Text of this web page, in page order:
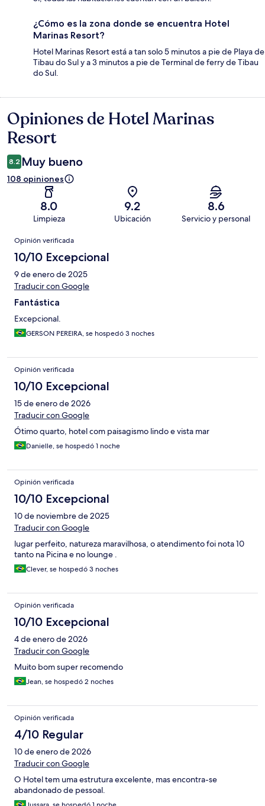
¿Cómo es la zona donde se encuentra Hotel
Marinas Resort?
Hotel Marinas Resort está a tan solo 5 minutos a pie de Playa de
Tibau do Sul y a 3 minutos a pie de Terminal de ferry de Tibau
do Sul.
Opiniones
Opiniones de Hotel Marinas
Resort
8.2 Muy bueno
108 opiniones
8.0
Limpieza
9.2
Ubicación
8.6
Servicio y personal
Opiniones
Opinión verificada
10/10 Excepcional
9 de enero de 2025
Traducir con Google
Fantástica
Excepcional.
GERSON PEREIRA, se hospedó 3 noches
Opinión verificada
10/10 Excepcional
15 de enero de 2026
Traducir con Google
Ótimo quarto, hotel com paisagismo lindo e vista mar
Danielle, se hospedó 1 noche
Opinión verificada
10/10 Excepcional
10 de noviembre de 2025
Traducir con Google
lugar perfeito, natureza maravilhosa, o atendimento foi nota 10
tanto na Picina e no lounge .
Clever, se hospedó 3 noches
Opinión verificada
10/10 Excepcional
4 de enero de 2026
Traducir con Google
Muito bom super recomendo
Jean, se hospedó 2 noches
Opinión verificada
4/10 Regular
10 de enero de 2026
Traducir con Google
O Hotel tem uma estrutura excelente, mas encontra-se
abandonado de pessoal.